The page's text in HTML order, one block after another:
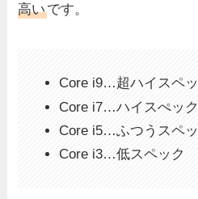
高いです。
Core i9…超ハイスペ
Core i7…ハイスぺック
Core i5…ふつうスペ
Core i3…低スペック